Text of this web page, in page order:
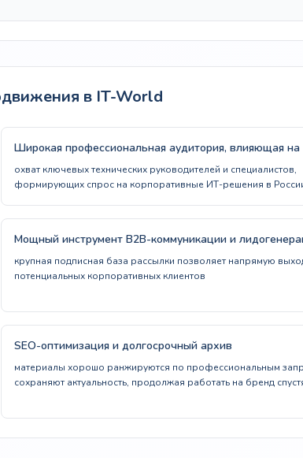
в IT-World
Широкая профессиональная аудитория, влияющая на
охват ключевых технических руководителей и специалистов,
формирующих спрос на корпоративные ИТ-решения в
Мощный инструмент B2B-коммуникации и
крупная подписная база рассылки позволяет напрямую
потенциальных корпоративных клиентов
SEO-оптимизация и долгосрочный архив
материалы хорошо ранжируются по профессиональным
сохраняют актуальность, продолжая работать на бренд